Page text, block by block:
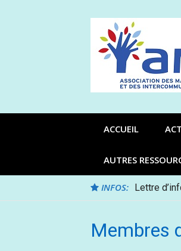
ACCUEIL
AUTRES
INFOS: Lettre
Membres